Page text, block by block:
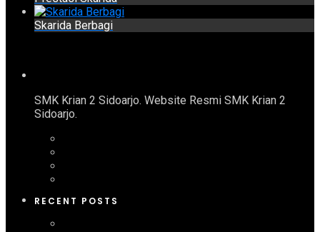
Skarida Berbagi
SMK Krian 2 Sidoarjo. Website Resmi SMK Krian 2
Sidoarjo.
RECENT POSTS